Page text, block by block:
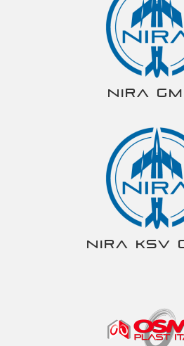
NIRA
NIRA KSV